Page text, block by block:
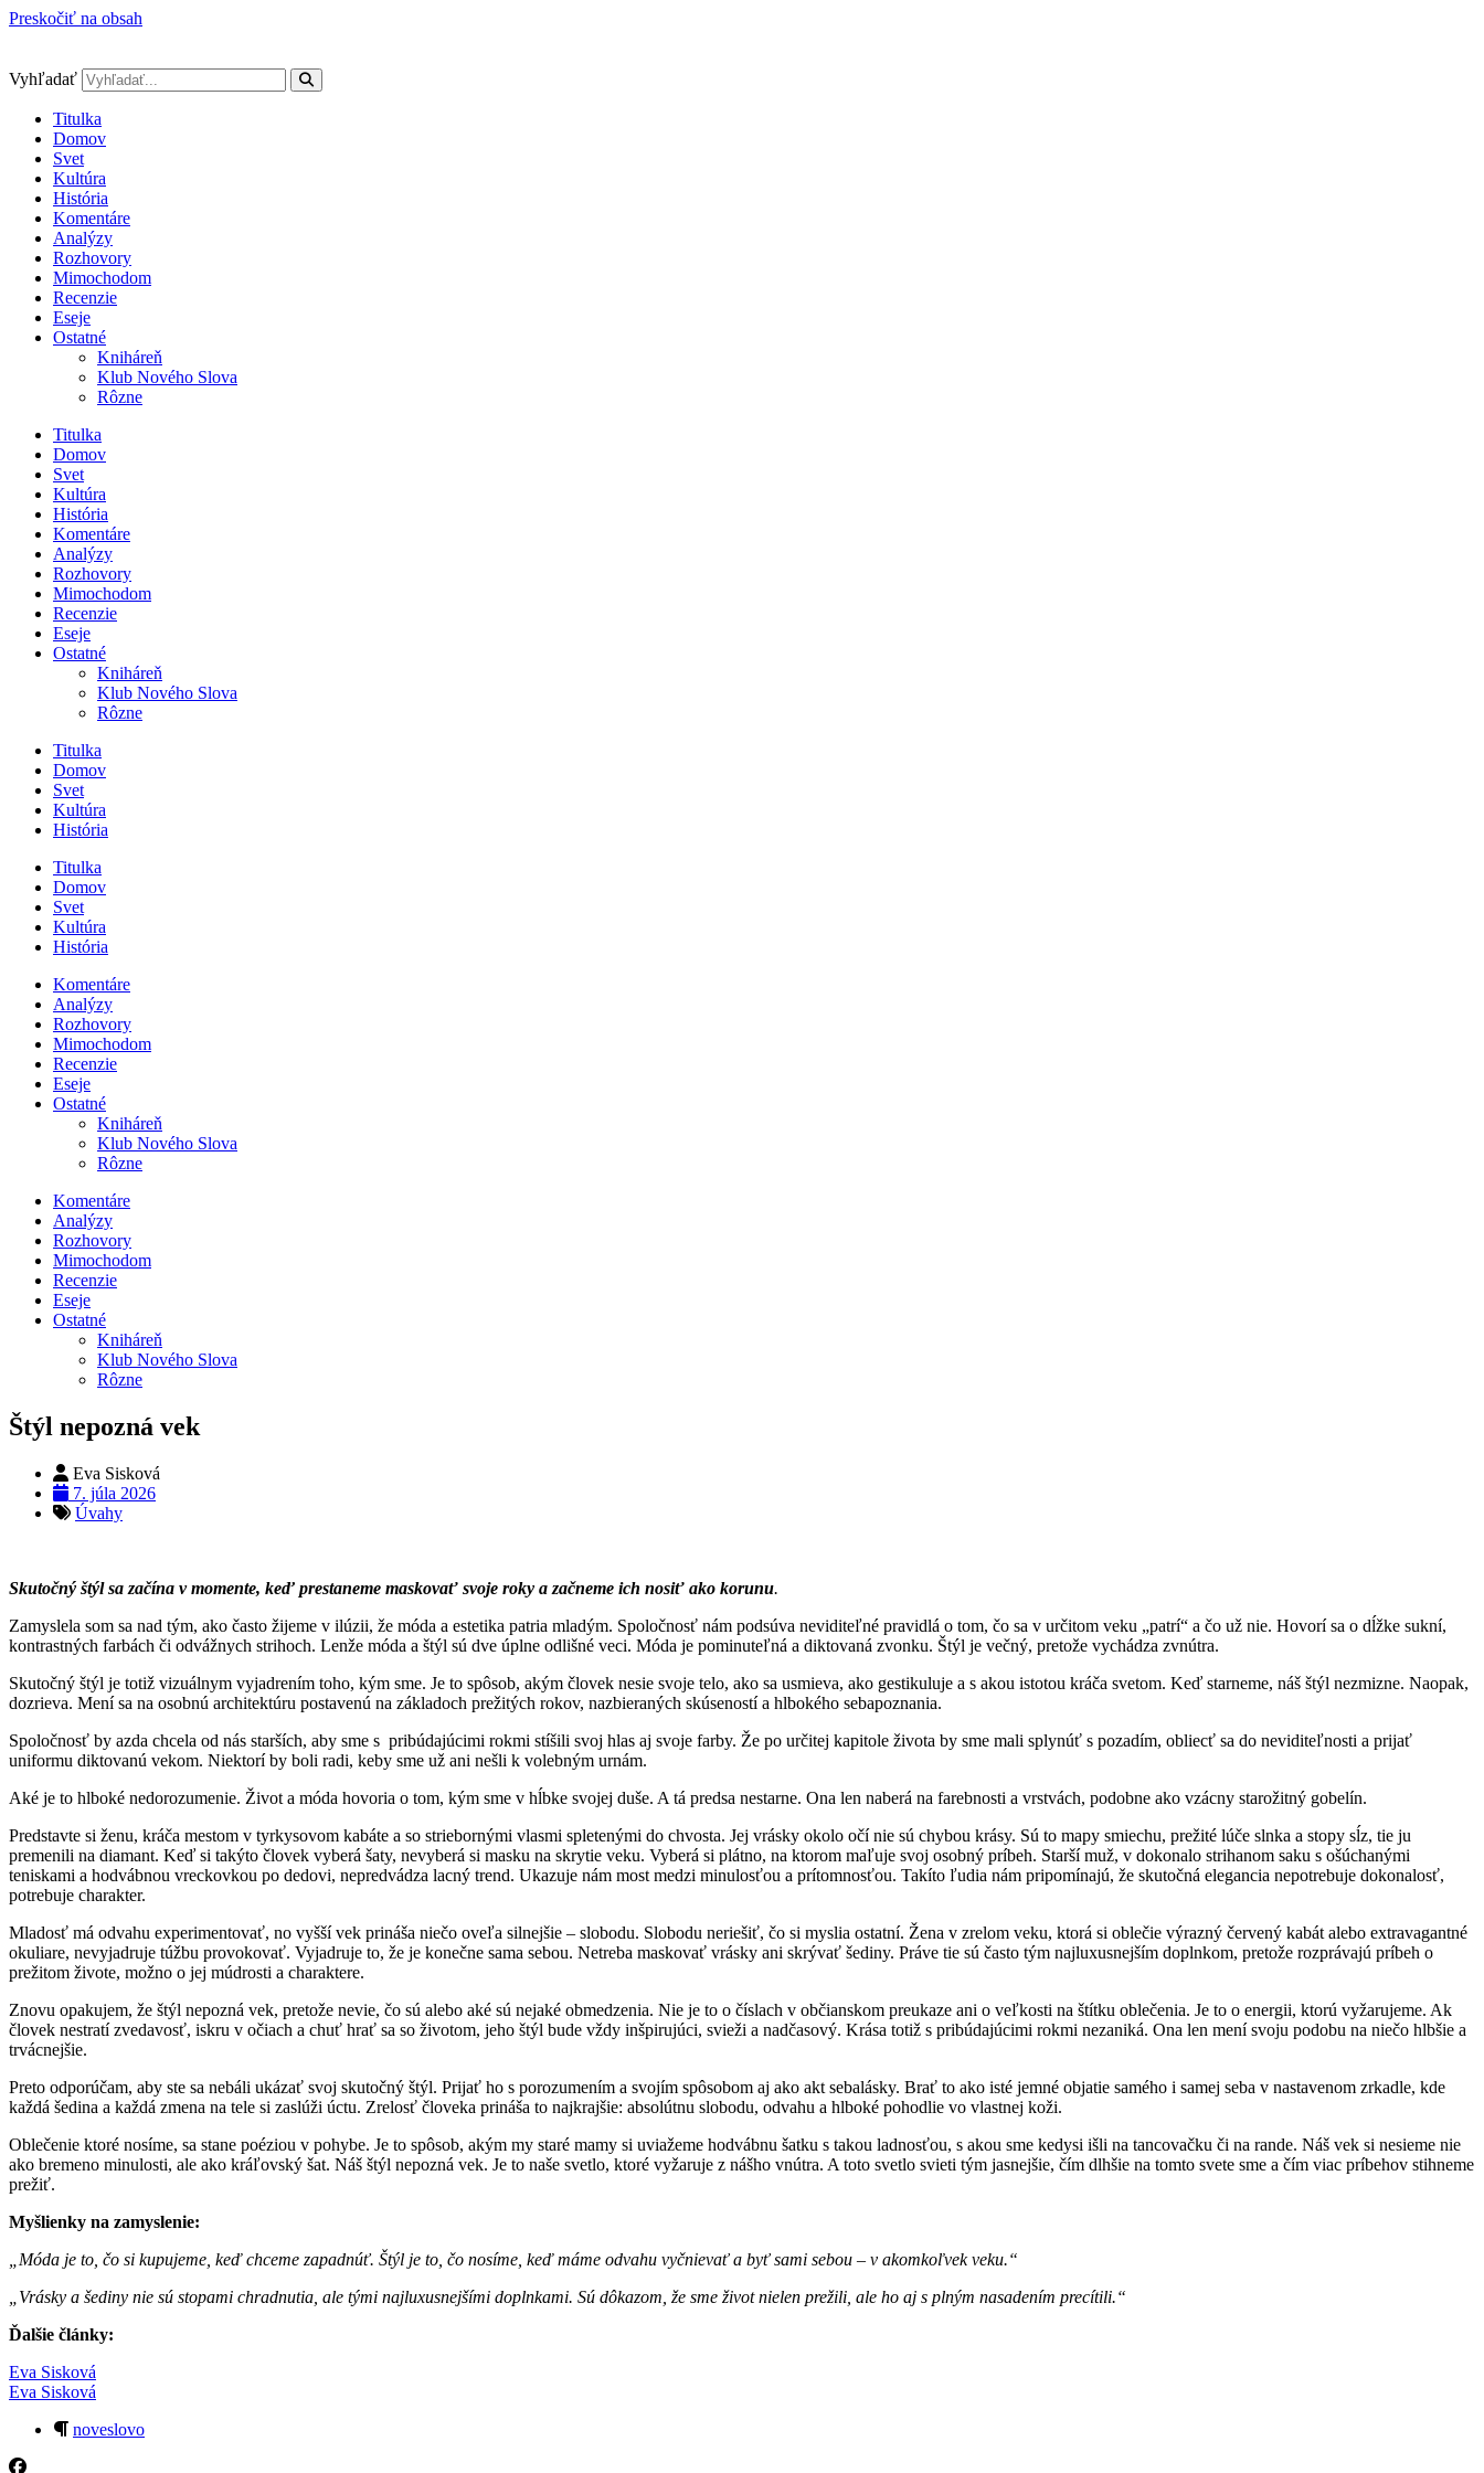
Preskočiť na obsah
Vyhľadať
Titulka
Domov
Svet
Kultúra
História
Komentáre
Analýzy
Rozhovory
Mimochodom
Recenzie
Eseje
Ostatné
Kniháreň
Klub Nového Slova
Rôzne
Titulka
Domov
Svet
Kultúra
História
Komentáre
Analýzy
Rozhovory
Mimochodom
Recenzie
Eseje
Ostatné
Kniháreň
Klub Nového Slova
Rôzne
Titulka
Domov
Svet
Kultúra
História
Titulka
Domov
Svet
Kultúra
História
Komentáre
Analýzy
Rozhovory
Mimochodom
Recenzie
Eseje
Ostatné
Kniháreň
Klub Nového Slova
Rôzne
Komentáre
Analýzy
Rozhovory
Mimochodom
Recenzie
Eseje
Ostatné
Kniháreň
Klub Nového Slova
Rôzne
Štýl nepozná vek
Eva Sisková
7. júla 2026
Úvahy
Skutočný štýl sa začína v momente, keď prestaneme maskovať svoje roky a začneme ich nosiť ako korunu.
Zamyslela som sa nad tým, ako často žijeme v ilúzii, že móda a estetika patria mladým. Spoločnosť nám podsúva neviditeľné pravidlá o tom, čo sa v určitom veku „patrí“ a čo už nie. Hovorí sa o dĺžke sukní,
kontrastných farbách či odvážnych strihoch. Lenže móda a štýl sú dve úplne odlišné veci. Móda je pominuteľná a diktovaná zvonku. Štýl je večný, pretože vychádza zvnútra.
Skutočný štýl je totiž vizuálnym vyjadrením toho, kým sme. Je to spôsob, akým človek nesie svoje telo, ako sa usmieva, ako gestikuluje a s akou istotou kráča svetom. Keď starneme, náš štýl nezmizne. Naopak,
dozrieva. Mení sa na osobnú architektúru postavenú na základoch prežitých rokov, nazbieraných skúseností a hlbokého sebapoznania.
Spoločnosť by azda chcela od nás starších, aby sme s pribúdajúcimi rokmi stíšili svoj hlas aj svoje farby. Že po určitej kapitole života by sme mali splynúť s pozadím, obliecť sa do neviditeľnosti a prijať
uniformu diktovanú vekom. Niektorí by boli radi, keby sme už ani nešli k volebným urnám.
Aké je to hlboké nedorozumenie. Život a móda hovoria o tom, kým sme v hĺbke svojej duše. A tá predsa nestarne. Ona len naberá na farebnosti a vrstvách, podobne ako vzácny starožitný gobelín.
Predstavte si ženu, kráča mestom v tyrkysovom kabáte a so striebornými vlasmi spletenými do chvosta. Jej vrásky okolo očí nie sú chybou krásy. Sú to mapy smiechu, prežité lúče slnka a stopy sĺz, tie ju
premenili na diamant. Keď si takýto človek vyberá šaty, nevyberá si masku na skrytie veku. Vyberá si plátno, na ktorom maľuje svoj osobný príbeh. Starší muž, v dokonalo strihanom saku s ošúchanými
teniskami a hodvábnou vreckovkou po dedovi, nepredvádza lacný trend. Ukazuje nám most medzi minulosťou a prítomnosťou. Takíto ľudia nám pripomínajú, že skutočná elegancia nepotrebuje dokonalosť,
potrebuje charakter.
Mladosť má odvahu experimentovať, no vyšší vek prináša niečo oveľa silnejšie – slobodu. Slobodu neriešiť, čo si myslia ostatní. Žena v zrelom veku, ktorá si oblečie výrazný červený kabát alebo extravagantné
okuliare, nevyjadruje túžbu provokovať. Vyjadruje to, že je konečne sama sebou. Netreba maskovať vrásky ani skrývať šediny. Práve tie sú často tým najluxusnejším doplnkom, pretože rozprávajú príbeh o
prežitom živote, možno o jej múdrosti a charaktere.
Znovu opakujem, že štýl nepozná vek, pretože nevie, čo sú alebo aké sú nejaké obmedzenia. Nie je to o číslach v občianskom preukaze ani o veľkosti na štítku oblečenia. Je to o energii, ktorú vyžarujeme. Ak
človek nestratí zvedavosť, iskru v očiach a chuť hrať sa so životom, jeho štýl bude vždy inšpirujúci, svieži a nadčasový. Krása totiž s pribúdajúcimi rokmi nezaniká. Ona len mení svoju podobu na niečo hlbšie a
trvácnejšie.
Preto odporúčam, aby ste sa nebáli ukázať svoj skutočný štýl. Prijať ho s porozumením a svojím spôsobom aj ako akt sebalásky. Brať to ako isté jemné objatie samého i samej seba v nastavenom zrkadle, kde
každá šedina a každá zmena na tele si zaslúži úctu. Zrelosť človeka prináša to najkrajšie: absolútnu slobodu, odvahu a hlboké pohodlie vo vlastnej koži.
Oblečenie ktoré nosíme, sa stane poéziou v pohybe. Je to spôsob, akým my staré mamy si uviažeme hodvábnu šatku s takou ladnosťou, s akou sme kedysi išli na tancovačku či na rande. Náš vek si nesieme nie
ako bremeno minulosti, ale ako kráľovský šat. Náš štýl nepozná vek. Je to naše svetlo, ktoré vyžaruje z nášho vnútra. A toto svetlo svieti tým jasnejšie, čím dlhšie na tomto svete sme a čím viac príbehov stihneme
prežiť.
Myšlienky na zamyslenie:
„Móda je to, čo si kupujeme, keď chceme zapadnúť. Štýl je to, čo nosíme, keď máme odvahu vyčnievať a byť sami sebou – v akomkoľvek veku.“
„Vrásky a šediny nie sú stopami chradnutia, ale tými najluxusnejšími doplnkami. Sú dôkazom, že sme život nielen prežili, ale ho aj s plným nasadením precítili.“
Ďalšie články:
Eva Sisková
Eva Sisková
noveslovo